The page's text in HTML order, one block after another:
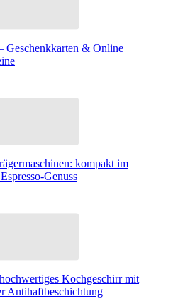
Geschenkkarten & Online
kompakt im
Genuss
Kochgeschirr mit
Antihaftbeschichtung